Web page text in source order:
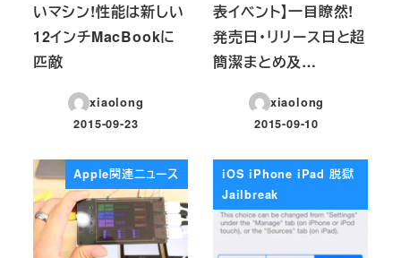
いマシン!性能は新しい
12インチMacBookに
匹敵
xiaolong
投稿日
2015-09-23
表イベント】一目瞭然!
発売日・リリース日と超
簡潔まとめ及…
xiaolong
投稿日
2015-09-10
Apple関連ニュース
iOS iPhone iPad 脱獄
Jailbreak